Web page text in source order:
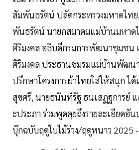
สัมพันธรัตน์ ปลัดกระทรวงมหาดไท
พันธรัตน์ นายกสมาคมแม่บ้านมหาด
ศิริมงคล อธิบดีกรมการพัฒนาชุมชน
ศิริมงคล ประธานชมรมแม่บ้านพัฒน
ปรึกษาโครงการผ้าไทยใส่ให้สนุก ไ
สุขศรี, นายธนันท์รัฐ ธนเสฏฐการย์
ะประภา ร่วมพูดคุยถึงรายละเอียดอั
บุ๊กฉบับฤดูใบไม้ร่วง/ฤดูหนาว 2025